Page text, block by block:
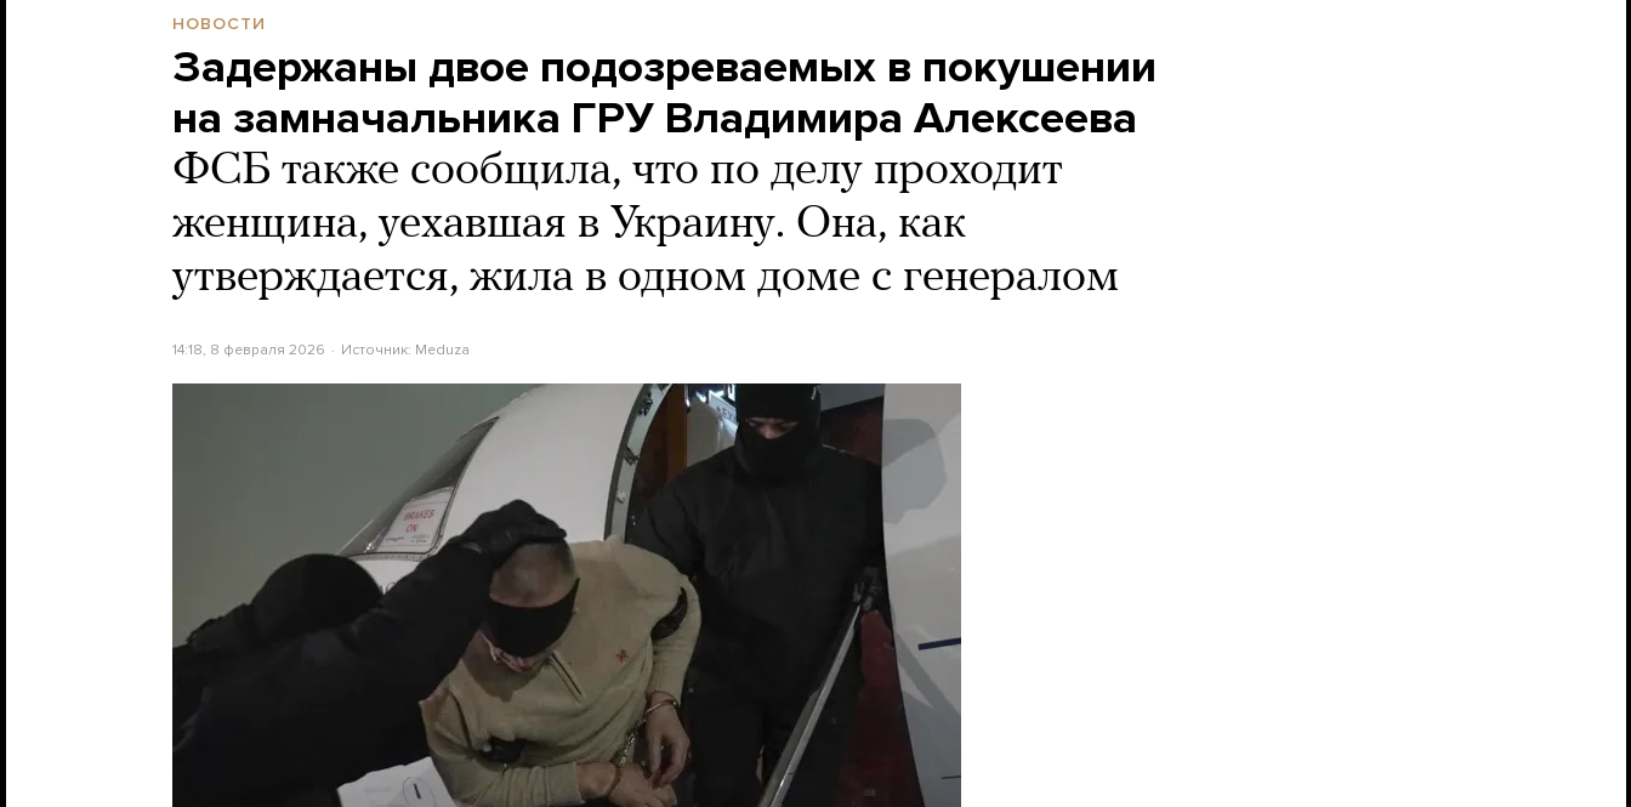
НОВОСТИ
Задержаны двое подозреваемых в покушении
на замначальника ГРУ Владимира Алексеева
ФСБ также сообщила, что по делу проходит
женщина, уехавшая в Украину. Она, как
утверждается, жила в одном доме с генералом
14:18, 8 февраля 2026 Источник: Meduza